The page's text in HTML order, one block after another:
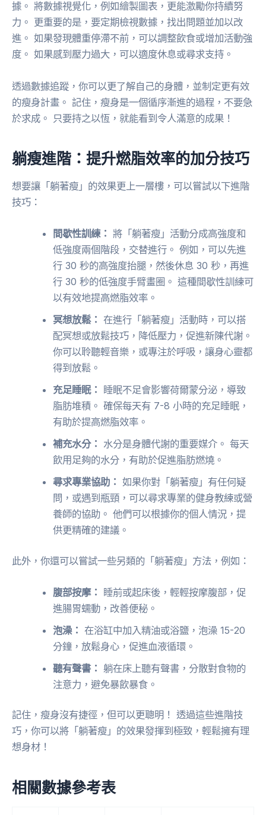
據。 將數據視覺化，例如繪製圖表，更能激勵你持續努
力。 更重要的是，要定期檢視數據，找出問題並加以改
進。 如果發現體重停滯不前，可以調整飲食或增加活動強
度。 如果感到壓力過大，可以適度休息或尋求支持。
透過數據追蹤，你可以更了解自己的身體，並制定更有效
的瘦身計畫。 記住，瘦身是一個循序漸進的過程，不要急
於求成。 只要持之以恆，就能看到令人滿意的成果！
躺瘦進階：提升燃脂效率的加分技巧
想要讓「躺著瘦」的效果更上一層樓，可以嘗試以下進階
技巧：
間歇性訓練： 將「躺著瘦」活動分成高強度和
低強度兩個階段，交替進行。 例如，可以先進
行 30 秒的高強度抬腿，然後休息 30 秒，再進
行 30 秒的低強度手臂畫圈。 這種間歇性訓練可
以有效地提高燃脂效率。
冥想放鬆： 在進行「躺著瘦」活動時，可以搭
配冥想或放鬆技巧，降低壓力，促進新陳代謝。
你可以聆聽輕音樂，或專注於呼吸，讓身心靈都
得到放鬆。
充足睡眠： 睡眠不足會影響荷爾蒙分泌，導致
脂肪堆積。 確保每天有 7-8 小時的充足睡眠，
有助於提高燃脂效率。
補充水分： 水分是身體代謝的重要媒介。 每天
飲用足夠的水分，有助於促進脂肪燃燒。
尋求專業協助： 如果你對「躺著瘦」有任何疑
問，或遇到瓶頸，可以尋求專業的健身教練或營
養師的協助。 他們可以根據你的個人情況，提
供更精確的建議。
此外，你還可以嘗試一些另類的「躺著瘦」方法，例如：
腹部按摩： 睡前或起床後，輕輕按摩腹部，促
進腸胃蠕動，改善便秘。
泡澡： 在浴缸中加入精油或浴鹽，泡澡 15-20
分鐘，放鬆身心，促進血液循環。
聽有聲書： 躺在床上聽有聲書，分散對食物的
注意力，避免暴飲暴食。
記住，瘦身沒有捷徑，但可以更聰明！ 透過這些進階技
巧，你可以將「躺著瘦」的效果發揮到極致，輕鬆擁有理
想身材！
相關數據參考表